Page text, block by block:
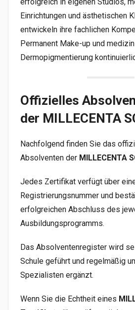
erfolgreich in eigenen Studios,
Einrichtungen und ästhetischen
entwickeln ihre fachlichen
Permanent Make-up und
Dermopigmentierung
Offizielles
der MILLECENTA
Nachfolgend finden Sie das
Absolventen der MILLECENTA
Jedes Zertifikat verfügt über
Registrierungsnummer und
erfolgreichen Abschluss des
Ausbildungsprogramms.
Das Absolventenregister wird
Schule geführt und regelmäßig
Spezialisten ergänzt.
Wenn Sie die Echtheit eines